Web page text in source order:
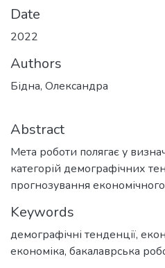
Date
2022
Authors
Бідна, Олександра
Abstract
Мета роботи полягає у
категорій демографічних
прогнозування
Keywords
демографічні тенденції,
економіка, бакалаврська